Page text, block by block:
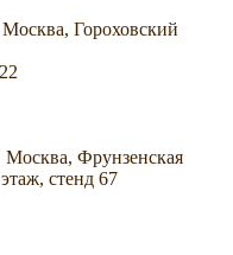
Гороховский
Москва, Фрунзенская
стенд 67